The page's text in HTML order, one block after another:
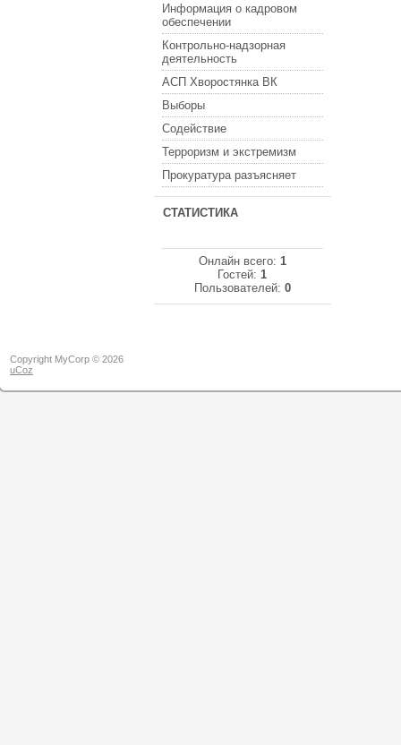
Информация о кадровом
обеспечении
Контрольно-надзорная
деятельность
АСП Хворостянка ВК
Выборы
Содействие
Терроризм и экстремизм
Прокуратура разъясняет
СТАТИСТИКА
Онлайн всего: 1
Гостей:1
Пользователей: 0
Copyright MyCorp © 2026
uCoz